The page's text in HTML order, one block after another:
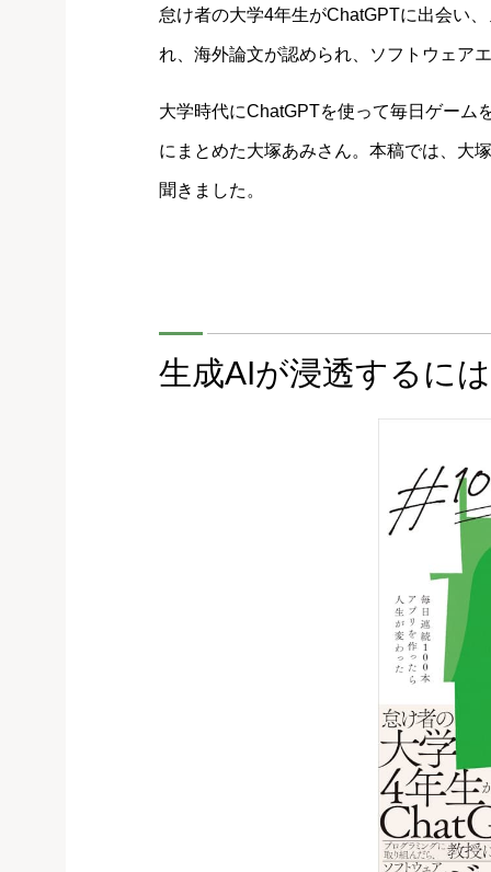
怠け者の大学4年生がChatGPTに出会い
れ、海外論文が認められ、ソフトウェ
大学時代にChatGPTを使って毎日ゲーム
にまとめた大塚あみさん。本稿では、大
聞きました。
生成AIが浸透するに